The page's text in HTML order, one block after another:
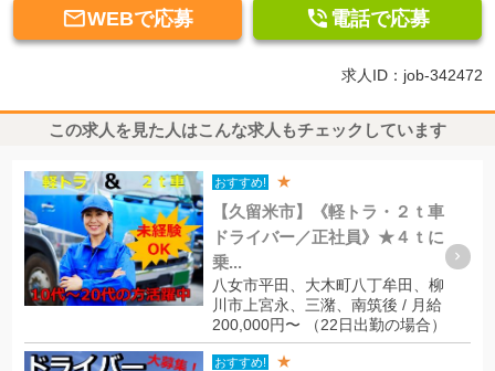
WEBで応募  電話で応募
求人ID：job-342472
この求人を見た人はこんな求人もチェックしています
おすすめ! ★
【久留米市】《軽トラ・２ｔ車
ドライバー／正社員》★４ｔに
乗...
八女市平田、大木町八丁牟田、柳
川市上宮永、三潴、南筑後 / 月給
200,000円〜 （22日出勤の場合）
おすすめ! ★